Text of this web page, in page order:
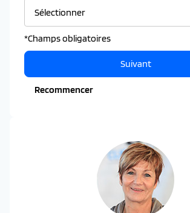
*Champs obligatoires
Recommencer
Suivant